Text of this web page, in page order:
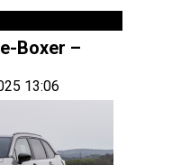
Boxer –
13:06